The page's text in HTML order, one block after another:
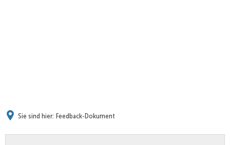
Sie sind hier: Feedback-Dokument